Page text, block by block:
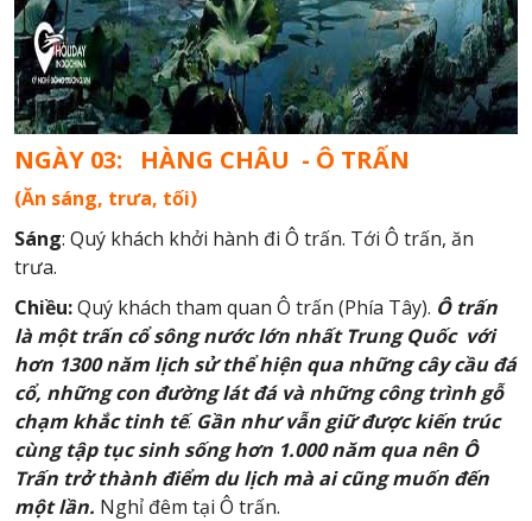
NGÀY 03: HÀNG CHÂU - Ô TRẤN
(Ăn sáng, trưa, tối)
Sáng: Quý khách khởi hành đi Ô trấn. Tới Ô trấn, ăn
trưa.
Chiều:Quý khách tham quan Ô trấn (Phía Tây). Ô trấn
là một trấn cổ sông nước lớn nhất Trung Quốc với
hơn 1300 năm lịch sử thể hiện qua những cây cầu đá
cổ, những con đường lát đá và những công trình gỗ
chạm khắc tinh tế. Gần như vẫn giữ được kiến trúc
cùng tập tục sinh sống hơn 1.000 năm qua nên Ô
Trấn trở thành điểm du lịch mà ai cũng muốn đến
một lần. Nghỉ đêm tại Ô trấn.